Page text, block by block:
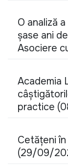
O analiză
șase ani
Asociere
Academia
practice
Cetățeni
(29/09/